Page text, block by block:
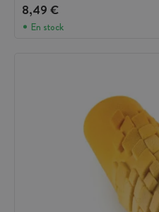
8,49 €
En stock